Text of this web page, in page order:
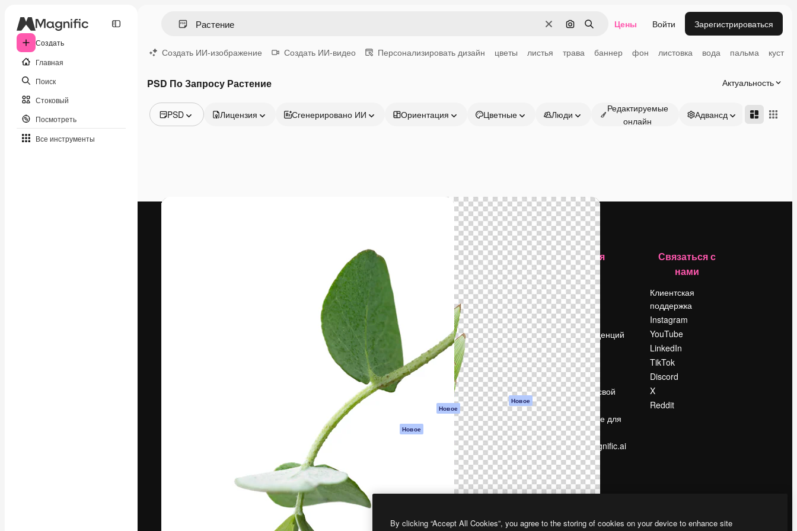
Создать
Главная
Поиск
Стоковый
Посмотреть
Все инструменты
ОчиститьПоиск по изображению
Поиск Цены Войти Зарегистрироваться
Создать ИИ-изображение Создать ИИ-видео Персонализировать дизайн цветы листья трава баннер фон листовка вода пальма куст
PSD По Запросу Растение Актуальность
PSD
Видео
Лицензия Сгенерировано ИИ Ориентация Цветные Люди
Редактируемые
онлайн
Адвансд
Креативная платформа для создания
ваших лучших работ. Более 1 миллиона
подписчиков среди креаторов,
предприятий, агентств и студий.
Продукция
Spaces
ИИ-помощник
Генератор
изображений ИИ
Генератор видео
ИИ
Генератор голоса
на основе ИИ
Стоковый контент
Новое
Новое
Magnific
Начать
Academy
Документация по
Пакету ИИ
Служба
поддержки
Условия и
положения
Политика
конфиденциальности
Оригиналы Новое
Политика файлов
cookie
Центр доверия
Партнеры
Предприятие
Компания
Цены
О нас
Reviews
Вакансии
Поиск тенденций
Блог
События
Slidesgo
Продайте свой
контент
Помещение для
прессы
Ищете magnific.ai
Связаться с
нами
Клиентская
поддержка
Instagram
YouTube
LinkedIn
TikTok
Discord
X
Reddit
By clicking “Accept All Cookies”, you agree to the storing of cookies on your device to enhance site